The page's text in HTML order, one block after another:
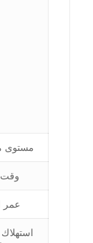
مستوى
عمر